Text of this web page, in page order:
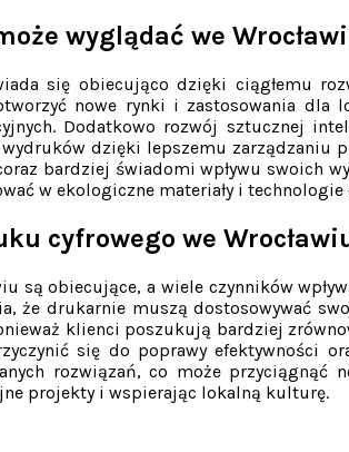
wyglądać we
się obiecująco dzięki ciągłemu
nowe rynki i zastosowania
Dodatkowo rozwój sztucznej
dzięki lepszemu
bardziej świadomi wpływu swoich
w ekologiczne materiały i
cyfrowego we
są obiecujące, a wiele czynników
że drukarnie muszą dostosowywać
klienci poszukują bardziej
się do poprawy efektywności
rozwiązań, co może
projekty i wspierając lokalną kulturę.